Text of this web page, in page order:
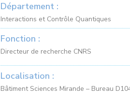
Département :
Interactions et Contrôle Quantiques
Fonction :
Directeur de recherche CNRS
Localisation :
Bâtiment Sciences Mirande – Bureau